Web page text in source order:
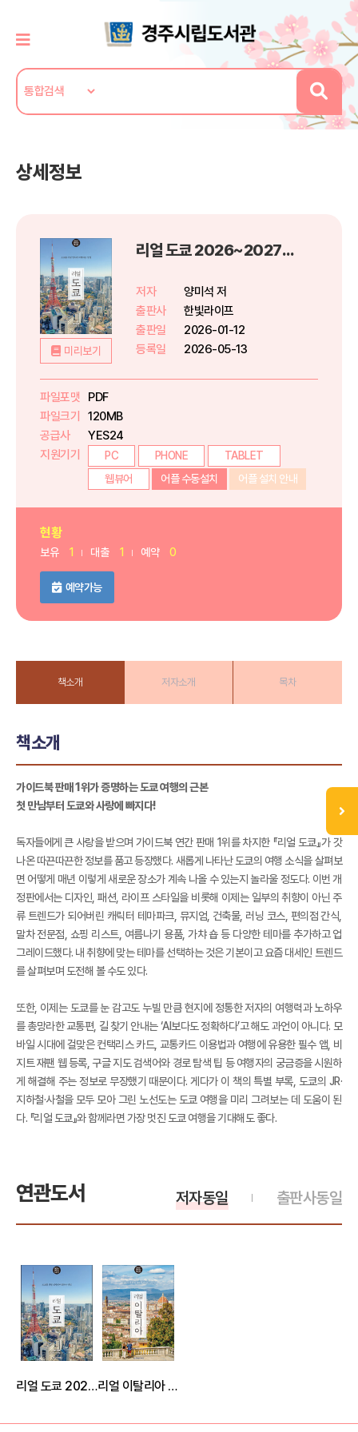
상세정보
미리보기
리얼 도쿄 2026~2027(개정5판)
저자
양미석 저
출판사
한빛라이프
출판일
2026-01-12
등록일
2026-05-13
파일포맷
PDF
파일크기
120MB
공급사
YES24
지원기기
PC PHONE
TABLET
웹뷰어
어플 수동설치 어플 설치 안내
현황
보유 1 대출 1 예약 0
예약가능
책소개 저자소개 목차
책소개
가이드북 판매 1위가 증명하는 도쿄 여행의 근본
첫 만남부터 도쿄와 사랑에 빠지다!
독자들에게 큰 사랑을 받으며 가이드북 연간 판매 1위를 차지한 『리얼 도쿄』가 갓
나온 따끈따끈한 정보를 품고 등장했다. 새롭게 나타난 도쿄의 여행 소식을 살펴보
면 어떻게 매년 이렇게 새로운 장소가 계속 나올 수 있는지 놀라울 정도다. 이번 개
정판에서는 디자인, 패션, 라이프 스타일을 비롯해 이제는 일부의 취향이 아닌 주
류 트렌드가 되어버린 캐릭터 테마파크, 뮤지엄, 건축물, 러닝 코스, 편의점 간식,
말차 전문점, 쇼핑 리스트, 여름나기 용품, 가챠 숍 등 다양한 테마를 추가하고 업
그레이드했다. 내 취향에 맞는 테마를 선택하는 것은 기본이고 요즘 대세인 트렌드
를 살펴보며 도전해 볼 수도 있다.
또한, 이제는 도쿄를 눈 감고도 누빌 만큼 현지에 정통한 저자의 여행력과 노하우
를 총망라한 교통편, 길 찾기 안내는 ‘AI보다도 정확하다’고 해도 과언이 아니다. 모
바일 시대에 걸맞은 컨택리스 카드, 교통카드 이용법과 여행에 유용한 필수 앱, 비
지트 재팬 웹 등록, 구글 지도 검색어와 경로 탐색 팁 등 여행자의 궁금증을 시원하
게 해결해 주는 정보로 무장했기 때문이다. 게다가 이 책의 특별 부록, 도쿄의 JR·
지하철·사철을 모두 모아 그린 노선도는 도쿄 여행을 미리 그려보는 데 도움이 된
다. 『리얼 도쿄』와 함께라면 가장 멋진 도쿄 여행을 기대해도 좋다.
연관도서 출판사동일
저자동일
리얼 도쿄 2025~2026(개정4판) 리얼 이탈리아 2026~2027(개정판)